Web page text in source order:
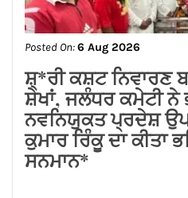
ਸਪੀਕਰ ਇਹ ਯਕੀਨੀ
ਰਾਜਨੀਤੀ ਤੱਥਾਂ ਅਤੇ
ਹੋਵੇ: ਅਸ਼ਵਨੀ ਸ਼ਰਮਾ*